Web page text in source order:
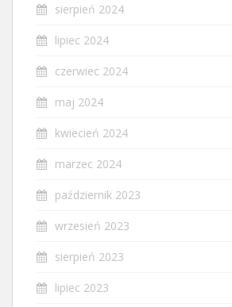
sierpień 2024
lipiec 2024
czerwiec 2024
maj 2024
kwiecień 2024
marzec 2024
październik 2023
wrzesień 2023
sierpień 2023
lipiec 2023